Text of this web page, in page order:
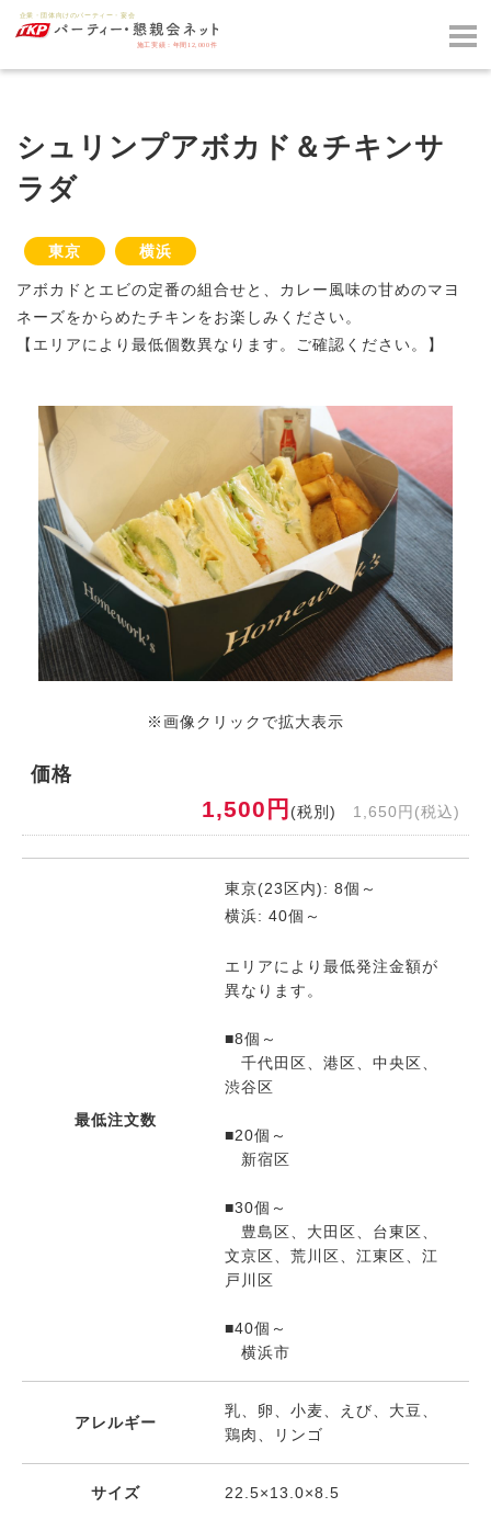
シュリンプアボカド＆チキンサ
ラダ
東京 横浜
アボカドとエビの定番の組合せと、カレー風味の甘めのマヨ
ネーズをからめたチキンをお楽しみください。
【エリアにより最低個数異なります。ご確認ください。】
※画像クリックで拡大表示
価格
1,500円 (税別) 1,650円(税込)
最低注文数
東京(23区内): 8個～
横浜: 40個～
エリアにより最低発注金額が
異なります。
■8個～
千代田区、港区、中央区、
渋谷区
■20個～
新宿区
■30個～
豊島区、大田区、台東区、
文京区、荒川区、江東区、江
戸川区
■40個～
横浜市
アレルギー
乳、卵、小麦、えび、大豆、
鶏肉、リンゴ
サイズ 22.5×13.0×8.5